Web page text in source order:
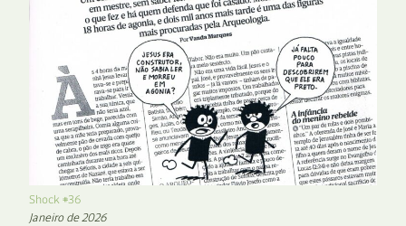
Shock #36
Janeiro de 2026